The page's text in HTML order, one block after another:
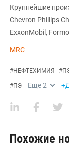
Крупнейшие
Chevron Phillips
ExxonMobil,
MRC
#НЕФТЕХИМИЯ #
#ПЭ Еще2
Похожие